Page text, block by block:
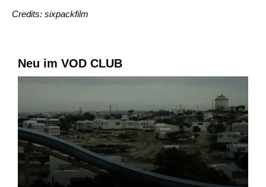
Credits: sixpackfilm
Neu im VOD CLUB